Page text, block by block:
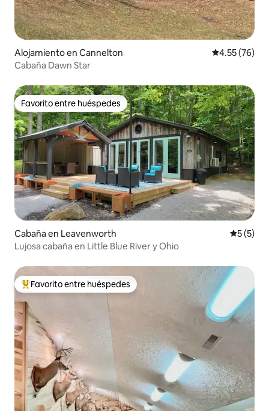
Alojamiento en Cannelton Calificación
4.55 (76)
Cabaña Dawn Star
Favorito entre huéspedes
Favorito entre huéspedes
Cabaña en Leavenworth
5 (5)
Lujosa cabaña en Little Blue River y Ohio
Favorito entre huéspedes preferido
Favorito entre huéspedes